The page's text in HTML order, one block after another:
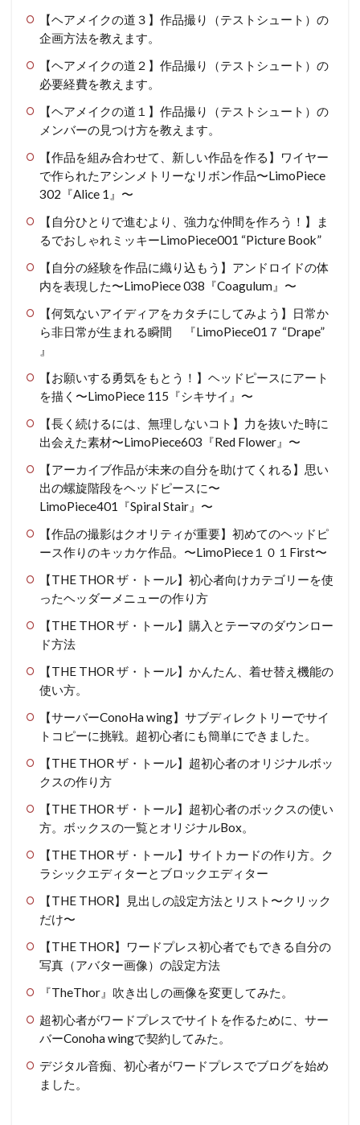
【ヘアメイクの道３】作品撮り（テストシュート）の
企画方法を教えます。
【ヘアメイクの道２】作品撮り（テストシュート）の
必要経費を教えます。
【ヘアメイクの道１】作品撮り（テストシュート）の
メンバーの見つけ方を教えます。
【作品を組み合わせて、新しい作品を作る】ワイヤー
で作られたアシンメトリーなリボン作品〜LimoPiece
302『Alice 1』〜
【自分ひとりで進むより、強力な仲間を作ろう！】ま
るでおしゃれミッキーLimoPiece001 “Picture Book”
【自分の経験を作品に織り込もう】アンドロイドの体
内を表現した〜LimoPiece 038『Coagulum』〜
【何気ないアイディアをカタチにしてみよう】日常か
ら非日常が生まれる瞬間 『LimoPiece01７ “Drape”
』
【お願いする勇気をもとう！】ヘッドピースにアート
を描く〜LimoPiece 115『シキサイ』〜
【長く続けるには、無理しないコト】力を抜いた時に
出会えた素材〜LimoPiece603『Red Flower』〜
【アーカイブ作品が未来の自分を助けてくれる】思い
出の螺旋階段をヘッドピースに〜
LimoPiece401『Spiral Stair』〜
【作品の撮影はクオリティが重要】初めてのヘッドピ
ース作りのキッカケ作品。〜LimoPiece１０１First〜
【THE THOR ザ・トール】初心者向けカテゴリーを使
ったヘッダーメニューの作り方
【THE THOR ザ・トール】購入とテーマのダウンロー
ド方法
【THE THOR ザ・トール】かんたん、着せ替え機能の
使い方。
【サーバーConoHa wing】サブディレクトリーでサイ
トコピーに挑戦。超初心者にも簡単にできました。
【THE THOR ザ・トール】超初心者のオリジナルボッ
クスの作り方
【THE THOR ザ・トール】超初心者のボックスの使い
方。ボックスの一覧とオリジナルBox。
【THE THOR ザ・トール】サイトカードの作り方。ク
ラシックエディターとブロックエディター
【THE THOR】見出しの設定方法とリスト〜クリック
だけ〜
【THE THOR】ワードプレス初心者でもできる自分の
写真（アバター画像）の設定方法
『TheThor』吹き出しの画像を変更してみた。
超初心者がワードプレスでサイトを作るために、サー
バーConoha wingで契約してみた。
デジタル音痴、初心者がワードプレスでブログを始め
ました。